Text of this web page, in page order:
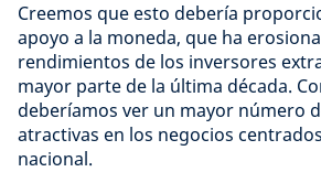
Creemos que esto debería
apoyo a la moneda, que ha
rendimientos de los inversores
mayor parte de la última década.
deberíamos ver un mayor número
atractivas en los negocios
nacional.